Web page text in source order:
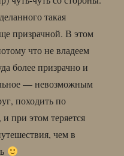
такая
призрачной. В этом
что не владеем
более призрачно и
— невозможным
походить по
при этом теряется
чем в